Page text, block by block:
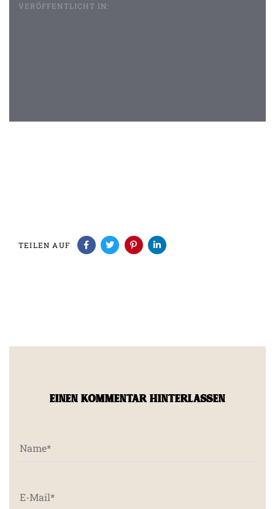
VERÖFFENTLICHT IN:
TEILEN AUF
EINEN KOMMENTAR HINTERLASSEN